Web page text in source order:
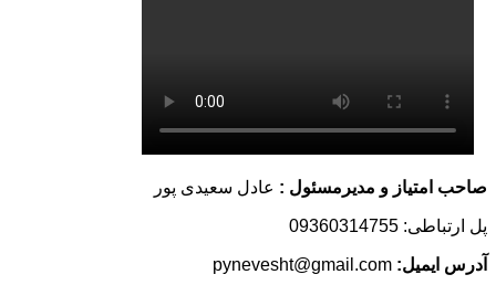
و مدیرمسئول :عادل سعیدی پور
pynevesht@gmail.com